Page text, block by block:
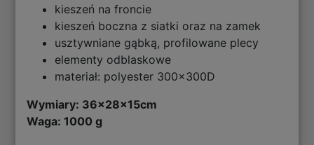
kieszeń na froncie
kieszeń boczna z siatki oraz na zamek
usztywniane gąbką, profilowane plecy
elementy odblaskowe
materiał: polyester 300x300D
Wymiary: 36x28x15cm
Waga: 1000 g